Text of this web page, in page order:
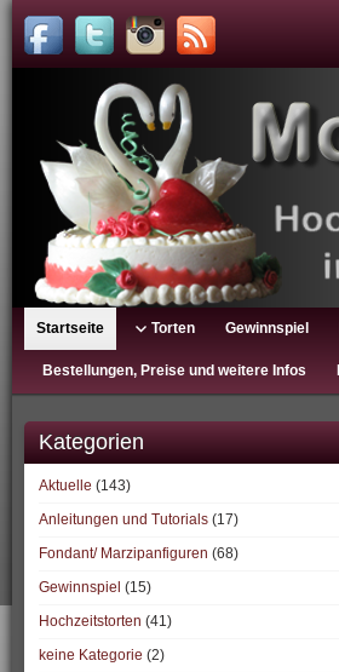
Startseite Torten Gewinnspiel
Bestellungen, Preise und weitere Infos
Kategorien
Aktuelle (143)
Anleitungen und Tutorials (17)
Fondant/ Marzipanfiguren (68)
Gewinnspiel (15)
Hochzeitstorten (41)
keine Kategorie (2)